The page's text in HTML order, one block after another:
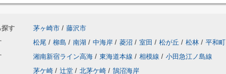
探す 茅ヶ崎市 / 藤沢市
松尾 / 柳島 / 南湖 / 中海岸 / 菱沼 / 室田 / 松が丘 / 松林 / 平和町
湘南新宿ライン高海 / 東海道本線 / 相模線 / 小田急江ノ島線
茅ケ崎 / 辻堂 / 北茅ケ崎 / 鵠沼海岸